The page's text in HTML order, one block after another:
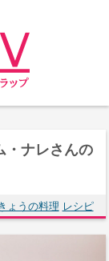
・ナレさんの
ょうの料理 レシピ